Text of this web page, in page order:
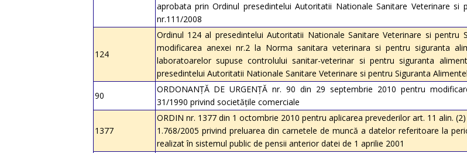
aprobata prin Ordinul presedintelui Autoritatii Nationale Sanitare Veterinare si
nr.111/2008
124
Ordinul 124 al presedintelui Autoritatii Nationale Sanitare Veterinare si pentru
modificarea anexei nr.2 la Norma sanitara veterinara si pentru siguranta
laboratoarelor supuse controlului sanitar-veterinar si pentru siguranta
presedintelui Autoritatii Nationale Sanitare Veterinare si pentru Siguranta
90
ORDONANŢĂ DE URGENŢĂ nr. 90 din 29 septembrie 2010 pentru
31/1990 privind societăţile comerciale
1377
ORDIN nr. 1377 din 1 octombrie 2010 pentru aplicarea prevederilor art. 11 alin.
1.768/2005 privind preluarea din carnetele de muncă a datelor referitoare la
realizat în sistemul public de pensii anterior datei de 1 aprilie 2001